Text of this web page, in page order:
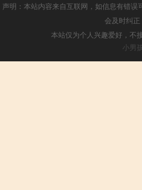
声明：本站内容来自互联网，如信息有错
会及时纠
本站仅为个人兴趣爱好，不
小男孩